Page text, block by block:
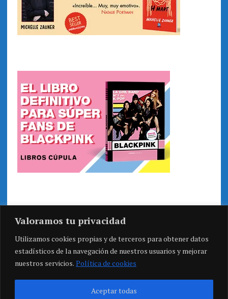
Valoramos tu privacidad
Utilizamos cookies propias y de terceros para obtener datos
estadísticos de la navegación de nuestros usuarios y mejorar
nuestros servicios. Política de cookies
Aceptar todas